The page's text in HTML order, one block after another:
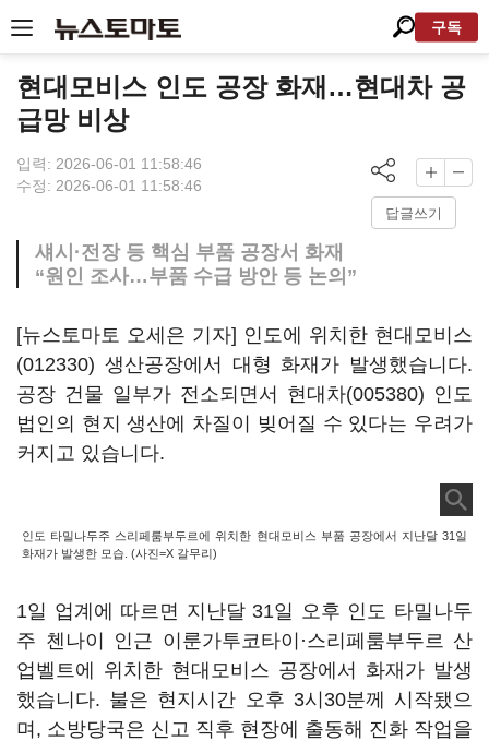
구독
현대모비스 인도 공장 화재…현대차 공
급망 비상
입력: 2026-06-01 11:58:46
수정: 2026-06-01 11:58:46
답글쓰기
섀시·전장 등 핵심 부품 공장서 화재
“원인 조사…부품 수급 방안 등 논의”
[뉴스토마토 오세은 기자] 인도에 위치한 현대모비스
(012330) 생산공장에서 대형 화재가 발생했습니다.
공장 건물 일부가 전소되면서 현대차(005380) 인도
법인의 현지 생산에 차질이 빚어질 수 있다는 우려가
커지고 있습니다.
인도 타밀나두주 스리페룸부두르에 위치한 현대모비스 부품 공장에서 지난달 31일
화재가 발생한 모습. (사진=X 갈무리)
1일 업계에 따르면 지난달 31일 오후 인도 타밀나두
주 첸나이 인근 이룬가투코타이·스리페룸부두르 산
업벨트에 위치한 현대모비스 공장에서 화재가 발생
했습니다. 불은 현지시간 오후 3시30분께 시작됐으
며, 소방당국은 신고 직후 현장에 출동해 진화 작업을